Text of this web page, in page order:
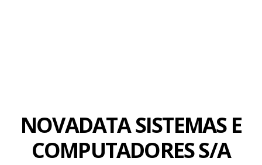
NOVADATA SISTEMAS E
COMPUTADORES S/A